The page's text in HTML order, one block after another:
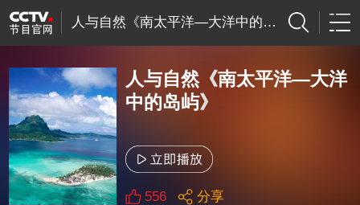
人与自然《南太平洋—大洋中的岛屿》
人与自然《南太平洋—大洋
中的岛屿》
556 分享